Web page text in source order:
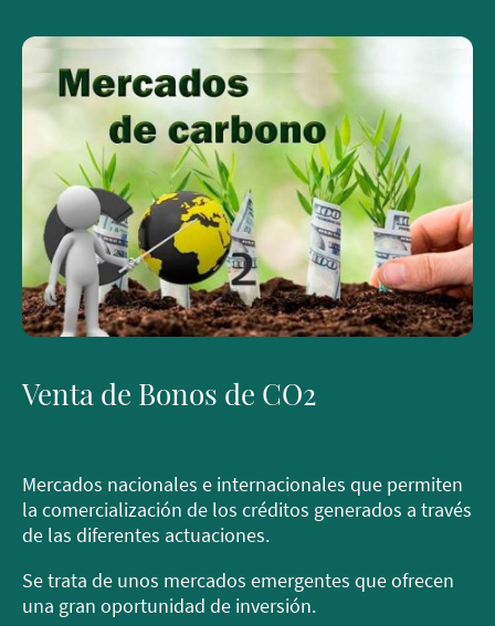
Venta de Bonos de CO2
Mercados nacionales e internacionales que permiten
la comercialización de los créditos generados a través
de las diferentes actuaciones.
Se trata de unos mercados emergentes que ofrecen
una gran oportunidad de inversión.